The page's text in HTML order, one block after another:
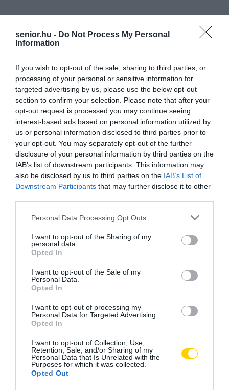
senior.hu - Do Not Process My Personal
Information
If you wish to opt-out of the sale, sharing to third parties, or
processing of your personal or sensitive information for
targeted advertising by us, please use the below opt-out
section to confirm your selection. Please note that after your
opt-out request is processed you may continue seeing
interest-based ads based on personal information utilized by
us or personal information disclosed to third parties prior to
your opt-out. You may separately opt-out of the further
disclosure of your personal information by third parties on the
IAB’s list of downstream participants. This information may
also be disclosed by us to third parties on the IAB’s List of
Downstream Participants that may further disclose it to other
Please note that this website/app uses one or more Google
not limited to your visit or usage behaviour. You may click to
grant or deny consent to Google and its third-party tags to
use your data for below specified purposes in below Google
consent section.
Personal Data Processing Opt Outs
I want to opt-out of the Sharing of my
personal data.
Opted In
I want to opt-out of the Sale of my
Personal Data.
Opted In
I want to opt-out of processing my
Personal Data for Targeted Advertising.
Opted In
I want to opt-out of Collection, Use,
Retention, Sale, and/or Sharing of my
Personal Data that Is Unrelated with the
Purposes for which it was collected.
Opted Out
HŐMÉRSÉKLET